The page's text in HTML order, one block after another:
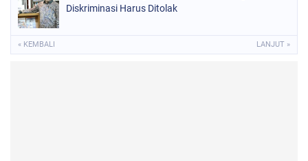
Diskriminasi Harus Ditolak
« KEMBALI LANJUT »